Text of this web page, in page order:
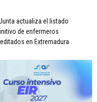
Junta actualiza el listado
de enfermeros
en Extremadura